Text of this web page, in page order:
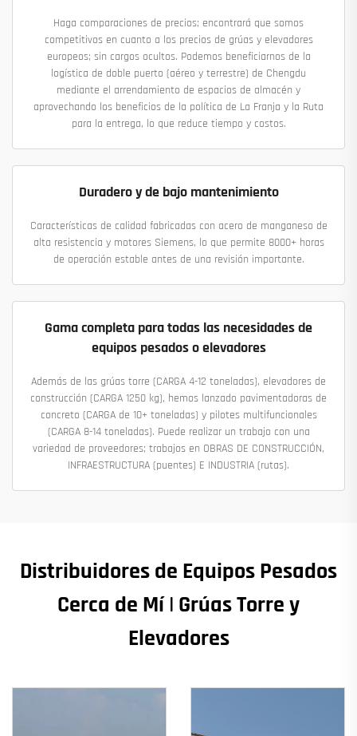
Haga comparaciones de precios; encontrará que somos
competitivos en cuanto a los precios de grúas y elevadores
europeos; sin cargos ocultos. Podemos beneficiarnos de la
logística de doble puerto (aéreo y terrestre) de Chengdu
mediante el arrendamiento de espacios de almacén y
aprovechando los beneficios de la política de La Franja y la Ruta
para la entrega, lo que reduce tiempo y costos.
Duradero y de bajo mantenimiento
Características de calidad fabricadas con acero de manganeso de
alta resistencia y motores Siemens, lo que permite 8000+ horas
de operación estable antes de una revisión importante.
Gama completa para todas las necesidades de
equipos pesados o elevadores
Además de las grúas torre (CARGA 4-12 toneladas), elevadores de
construcción (CARGA 1250 kg), hemos lanzado pavimentadoras de
concreto (CARGA de 10+ toneladas) y pilotes multifuncionales
(CARGA 8-14 toneladas). Puede realizar un trabajo con una
variedad de proveedores; trabajos en OBRAS DE CONSTRUCCIÓN,
INFRAESTRUCTURA (puentes) E INDUSTRIA (rutas).
Distribuidores de Equipos Pesados
Cerca de Mí | Grúas Torre y
Elevadores